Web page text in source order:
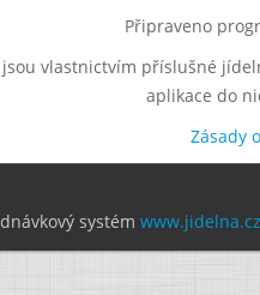
Připraveno
vlastnictvím příslušné
aplikace do
Zásady
systém www.jidelna.cz